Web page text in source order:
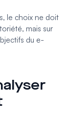
le choix ne doit
mais sur
du e-